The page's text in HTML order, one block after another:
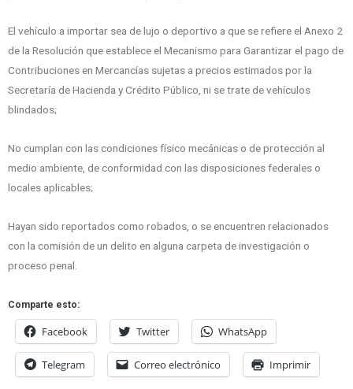
El vehículo a importar sea de lujo o deportivo a que se refiere el Anexo 2
de la Resolución que establece el Mecanismo para Garantizar el pago de
Contribuciones en Mercancías sujetas a precios estimados por la
Secretaría de Hacienda y Crédito Público, ni se trate de vehículos
blindados;
No cumplan con las condiciones físico mecánicas o de protección al
medio ambiente, de conformidad con las disposiciones federales o
locales aplicables;
Hayan sido reportados como robados, o se encuentren relacionados
con la comisión de un delito en alguna carpeta de investigación o
proceso penal.
Comparte esto:
Facebook Twitter WhatsApp
Telegram Correo electrónico Imprimir